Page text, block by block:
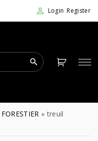
Login Register
»treuil